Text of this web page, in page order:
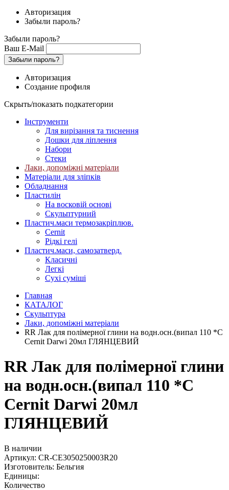
Авторизация
Забыли пароль?
Забыли пароль?
Ваш E-Mail
Забыли пароль?
Авторизация
Создание профиля
Скрыть/показать подкатегории
Інструменти
Для вирізання та тиснення
Дошки для ліплення
Набори
Стеки
Лаки, допоміжні матеріали
Матеріали для зліпків
Обладнання
Пластилін
На восковій основі
Скульптурний
Пластич.маси термозакріплюв.
Cernit
Рідкі гелі
Пластич.маси, самозатверд.
Класичні
Легкі
Сухі суміші
Главная
КАТАЛОГ
Скульптура
Лаки, допоміжні матеріали
RR Лак для полімерної глини на водн.осн.(випал 110 *С
Cernit Darwi 20мл ГЛЯНЦЕВИЙ
RR Лак для полімерної глини
на водн.осн.(випал 110 *С
Cernit Darwi 20мл
ГЛЯНЦЕВИЙ
В наличии
Артикул: CR-CE3050250003R20
Изготовитель: Бельгия
Единицы:
Количество